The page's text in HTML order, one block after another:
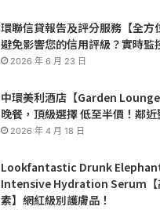
環聯信貸報告及評分服務【全方
避免影響您的信用評級？實時監
2026 年 6 月 23 日
中環美利酒店【Garden
晚餐，頂級選擇 低至半價！鄰
2026 年 4 月 18 日
Lookfantastic Drunk
Intensive Hydration Serum【
素】網紅級別護膚品！